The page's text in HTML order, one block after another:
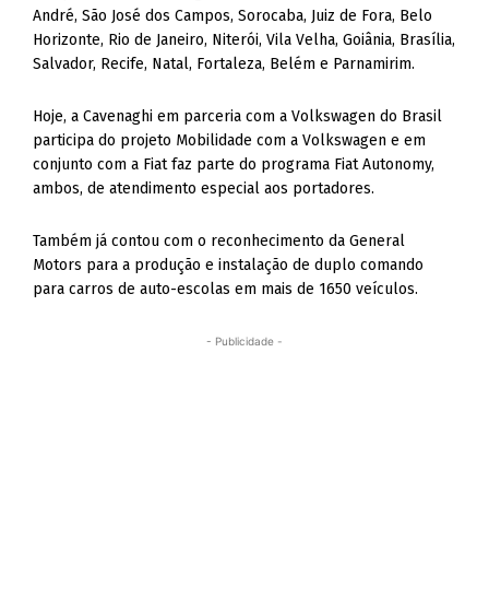
André, São José dos Campos, Sorocaba, Juiz de Fora, Belo
Horizonte, Rio de Janeiro, Niterói, Vila Velha, Goiânia, Brasília,
Salvador, Recife, Natal, Fortaleza, Belém e Parnamirim.
Hoje, a Cavenaghi em parceria com a Volkswagen do Brasil
participa do projeto Mobilidade com a Volkswagen e em
conjunto com a Fiat faz parte do programa Fiat Autonomy,
ambos, de atendimento especial aos portadores.
Também já contou com o reconhecimento da General
Motors para a produção e instalação de duplo comando
para carros de auto-escolas em mais de 1650 veículos.
- Publicidade -